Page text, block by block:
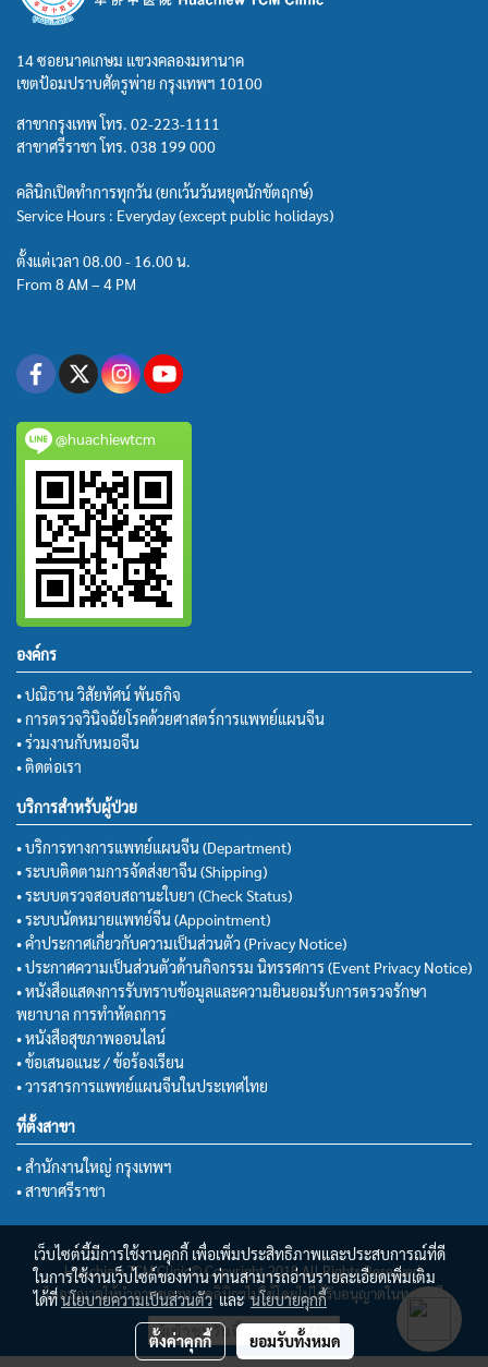
14 ซอยนาคเกษม แขวงคลองมหานาค
เขตป้อมปราบศัตรูพ่าย กรุงเทพฯ 10100
สาขากรุงเทพ โทร. 02-223-1111
สาขาศรีราชา โทร. 038 199 000
คลินิกเปิดทำการทุกวัน (ยกเว้นวันหยุดนักขัตฤกษ์)
Service Hours : Everyday (except public holidays)
ตั้งแต่เวลา 08.00 - 16.00 น.
From 8 AM – 4 PM
@huachiewtcm
องค์กร
• ปณิธาน วิสัยทัศน์ พันธกิจ
• การตรวจวินิจฉัยโรคด้วยศาสตร์การแพทย์แผนจีน
• ร่วมงานกับหมอจีน
• ติดต่อเรา
บริการสำหรับผู้ป่วย
• บริการทางการแพทย์แผนจีน (Department)
• ระบบติดตามการจัดส่งยาจีน (Shipping)
• ระบบตรวจสอบสถานะใบยา (Check Status)
• ระบบนัดหมายแพทย์จีน (Appointment)
• คำประกาศเกี่ยวกับความเป็นส่วนตัว (Privacy Notice)
• ประกาศความเป็นส่วนตัวด้านกิจกรรม นิทรรศการ (Event Privacy Notice)
• หนังสือแสดงการรับทราบข้อมูลและความยินยอมรับการตรวจรักษา
พยาบาล การทำหัตถการ
• หนังสือสุขภาพออนไลน์
• ข้อเสนอแนะ / ข้อร้องเรียน
• วารสารการแพทย์แผนจีนในประเทศไทย
ที่ตั้งสาขา
• สำนักงานใหญ่ กรุงเทพฯ
• สาขาศรีราชา
Huachiew TCM Clinic© Copyright 2018 All Rights Reserved.
ไม่อนุญาตให้นำภาพของทางคลินิกฯไปใช้โดยไม่ได้รับอนุญาตในทุกกรณี
ผู้เข้าชมวันนี้ 4,785
เว็บไซต์นี้มีการใช้งานคุกกี้ เพื่อเพิ่มประสิทธิภาพและประสบการณ์ที่ดี
ในการใช้งานเว็บไซต์ของท่าน ท่านสามารถอ่านรายละเอียดเพิ่มเติม
ได้ที่นโยบายความเป็นส่วนตัวและนโยบายคุกกี้
ตั้งค่าคุกกี้ ยอมรับทั้งหมด